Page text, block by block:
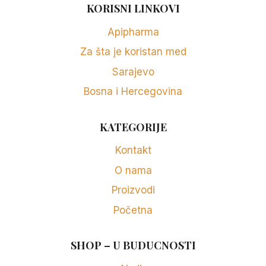
KORISNI LINKOVI
Apipharma
Za šta je koristan med
Sarajevo
Bosna i Hercegovina
KATEGORIJE
Kontakt
O nama
Proizvodi
Početna
SHOP – U BUDUCNOSTI